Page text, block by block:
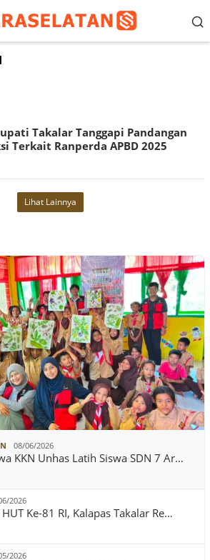
Takalar Tanggapi Pandangan
Terkait Ranperda APBD 2025
Lihat Lainnya
08/06/2026
KKN Unhas Latih Siswa SDN 7 Ar…
2026
Ke-81 RI, Kalapas Takalar Re…
2026